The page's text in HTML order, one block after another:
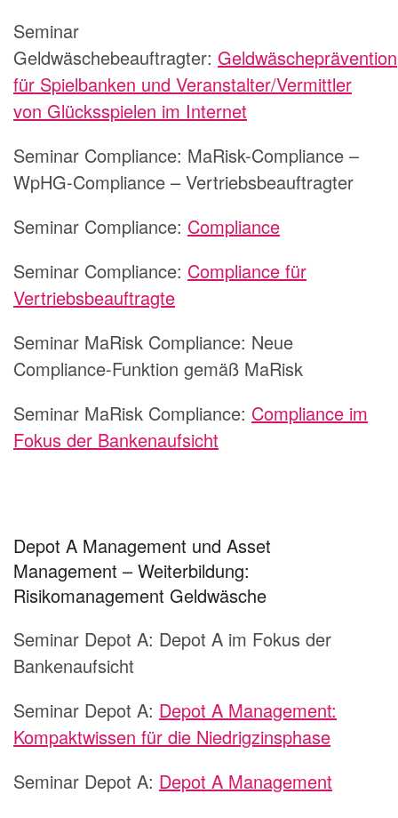
Seminar
Geldwäschebeauftragter: Geldwäscheprävention
für Spielbanken und Veranstalter/Vermittler
von Glücksspielen im Internet
Seminar Compliance: MaRisk-Compliance –
WpHG-Compliance – Vertriebsbeauftragter
Seminar Compliance: Compliance
Seminar Compliance: Compliance für
Vertriebsbeauftragte
Seminar MaRisk Compliance: Neue
Compliance-Funktion gemäß MaRisk
Seminar MaRisk Compliance: Compliance im
Fokus der Bankenaufsicht
Depot A Management und Asset
Management – Weiterbildung:
Risikomanagement Geldwäsche
Seminar Depot A: Depot A im Fokus der
Bankenaufsicht
Seminar Depot A: Depot A Management:
Kompaktwissen für die Niedrigzinsphase
Seminar Depot A: Depot A Management